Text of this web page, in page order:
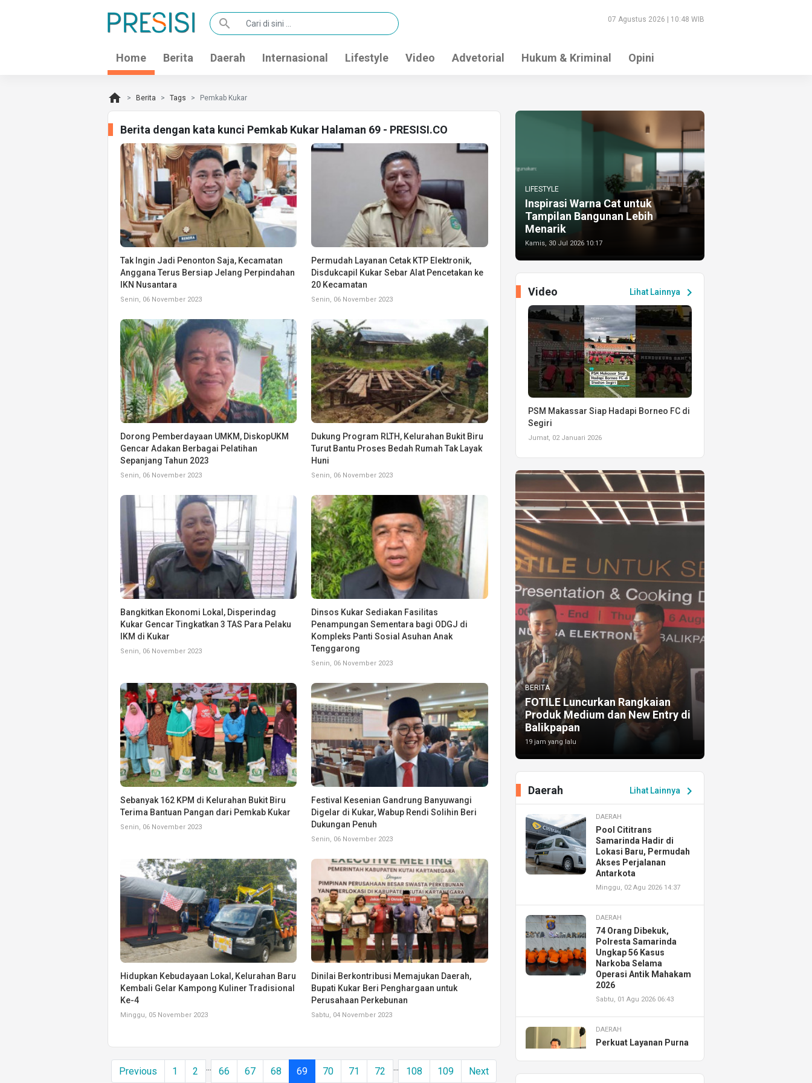
search 07 Agustus 2026 | 10:48 WIB
Home Berita Daerah Internasional Lifestyle Video Advetorial Hukum & Kriminal Opini
home Berita Tags Pemkab Kukar
Berita dengan kata kunci Pemkab Kukar Halaman 69 - PRESISI.CO
Tak Ingin Jadi Penonton Saja, Kecamatan
Anggana Terus Bersiap Jelang Perpindahan
IKN Nusantara
Senin, 06 November 2023
Permudah Layanan Cetak KTP Elektronik,
Disdukcapil Kukar Sebar Alat Pencetakan ke
20 Kecamatan
Senin, 06 November 2023
Dorong Pemberdayaan UMKM, DiskopUKM
Gencar Adakan Berbagai Pelatihan
Sepanjang Tahun 2023
Senin, 06 November 2023
Dukung Program RLTH, Kelurahan Bukit Biru
Turut Bantu Proses Bedah Rumah Tak Layak
Huni
Senin, 06 November 2023
Bangkitkan Ekonomi Lokal, Disperindag
Kukar Gencar Tingkatkan 3 TAS Para Pelaku
IKM di Kukar
Senin, 06 November 2023
Dinsos Kukar Sediakan Fasilitas
Penampungan Sementara bagi ODGJ di
Kompleks Panti Sosial Asuhan Anak
Tenggarong
Senin, 06 November 2023
Sebanyak 162 KPM di Kelurahan Bukit Biru
Terima Bantuan Pangan dari Pemkab Kukar
Senin, 06 November 2023
Festival Kesenian Gandrung Banyuwangi
Digelar di Kukar, Wabup Rendi Solihin Beri
Dukungan Penuh
Senin, 06 November 2023
Hidupkan Kebudayaan Lokal, Kelurahan Baru
Kembali Gelar Kampong Kuliner Tradisional
Ke-4
Minggu, 05 November 2023
Dinilai Berkontribusi Memajukan Daerah,
Bupati Kukar Beri Penghargaan untuk
Perusahaan Perkebunan
Sabtu, 04 November 2023
Previous 1 2 ... 66 67 68 69 70 71 72 ... 108 109 Next
LIFESTYLE
Inspirasi Warna Cat untuk
Tampilan Bangunan Lebih
Menarik
Kamis, 30 Jul 2026 10:17
Lihat Lainnya chevron_right
Video
PSM Makassar Siap Hadapi Borneo FC di
Segiri
Jumat, 02 Januari 2026
BERITA
FOTILE Luncurkan Rangkaian
Produk Medium dan New Entry di
Balikpapan
19 jam yang lalu
Lihat Lainnya chevron_right
Daerah
DAERAH
Pool Cititrans
Samarinda Hadir di
Lokasi Baru, Permudah
Akses Perjalanan
Antarkota
Minggu, 02 Agu 2026 14:37
DAERAH
74 Orang Dibekuk,
Polresta Samarinda
Ungkap 56 Kasus
Narkoba Selama
Operasi Antik Mahakam
2026
Sabtu, 01 Agu 2026 06:43
DAERAH
Perkuat Layanan Purna
Resmikan AHASS